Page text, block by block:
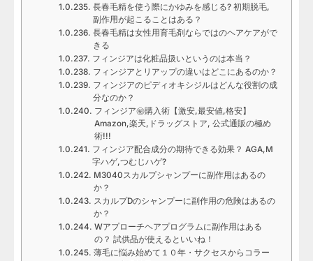
長春毛精を使う際にかゆみを感じる? 初期脱毛,
副作用が起こることはある？
長春毛精は女性用育毛剤ならではのヘアケアがで
きる
フィンジアは化粧品扱いというのは本当？
フィンジアとリアップの違いはどこにあるのか？
フィンジアのピディオキシジルはどんな役割の成
分なのか？
フィンジア㊙購入術【激安,最安値,格安】
Amazon,楽天,ドラッグストア, 公式通販の極め
術!!!
フィンジア配合成分の期待できる効果？ AGA,M
字ハゲ,つむじハゲ?
M3040スカルプシャンプーに副作用はあるの
か？
スカルプDのシャンプーに副作用の危険はあるの
か？
Wアプローチヘアプログラムに副作用はある
の？ 試供品が使えるといいね！
薄毛に悩み始めて１０年・サクセスからコラー